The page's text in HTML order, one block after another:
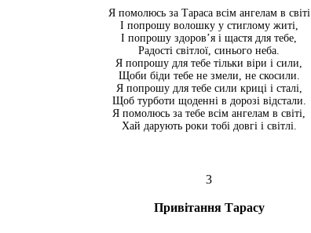
Я помолюсь за Тараса всім ангелам в світі
І попрошу волошку у стиглому житі,
І попрошу здоров’я і щастя для тебе,
Радості світлої, синього неба.
Я попрошу для тебе тільки віри і сили,
Щоби біди тебе не змели, не скосили.
Я попрошу для тебе сили криці і сталі,
Щоб турботи щоденні в дорозі відстали.
Я помолюсь за тебе всім ангелам в світі,
Хай дарують роки тобі довгі і світлі.
3
Привітання Тарасу